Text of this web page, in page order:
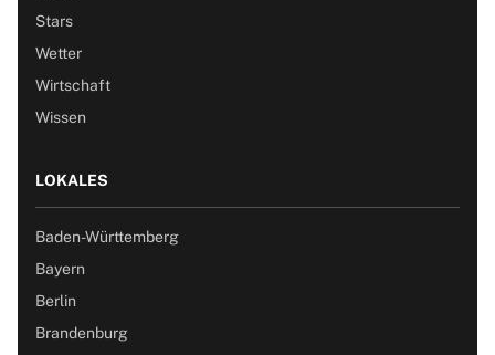
Stars
Wetter
Wirtschaft
Wissen
LOKALES
Baden-Württemberg
Bayern
Berlin
Brandenburg